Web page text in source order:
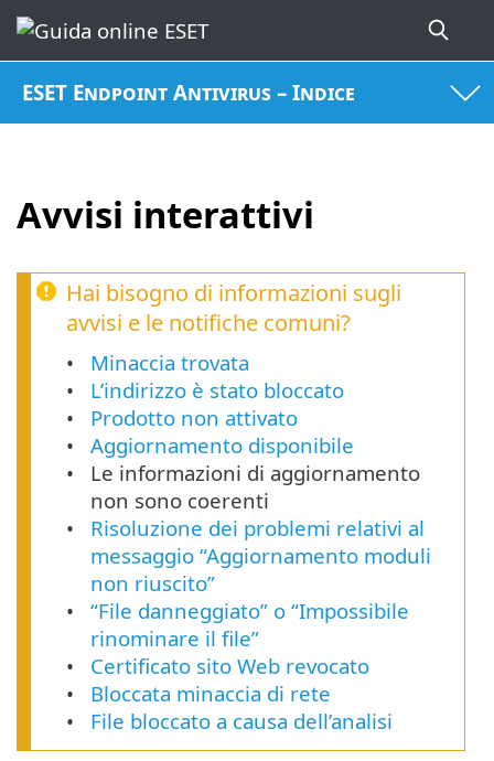
ESET Endpoint Antivirus – Indice
Avvisi interattivi
Hai bisogno di informazioni sugli
avvisi e le notifiche comuni?
Minaccia trovata
L’indirizzo è stato bloccato
Prodotto non attivato
Aggiornamento disponibile
Le informazioni di aggiornamento
non sono coerenti
Risoluzione dei problemi relativi al
messaggio “Aggiornamento moduli
non riuscito”
“File danneggiato” o “Impossibile
rinominare il file”
Certificato sito Web revocato
Bloccata minaccia di rete
File bloccato a causa dell’analisi